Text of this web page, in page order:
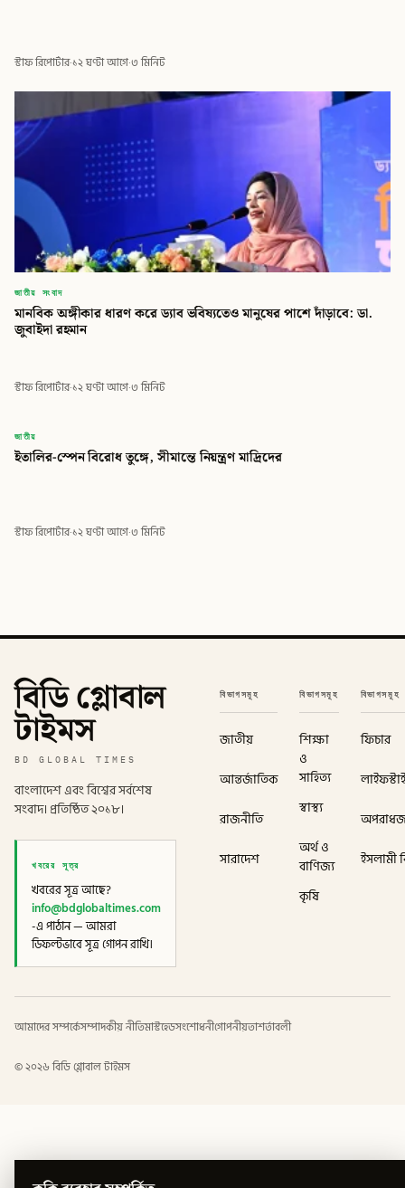
স্টাফ রিপোর্টার·১২ ঘণ্টা আগে·৩ মিনিট
জাতীয় সংবাদ
মানবিক অঙ্গীকার ধারণ করে ড্যাব ভবিষ্যতেও মানুষের পাশে দাঁড়াবে: ডা.
জুবাইদা রহমান
স্টাফ রিপোর্টার·১২ ঘণ্টা আগে·৩ মিনিট
বিডি
বিডি গ্লোবাল টাইমস
জাতীয়
ইতালির-স্পেন বিরোধ তুঙ্গে, সীমান্তে নিয়ন্ত্রণ মাদ্রিদের
স্টাফ রিপোর্টার·১২ ঘণ্টা আগে·৩ মিনিট
বিডি গ্লোবাল
টাইমস
BD GLOBAL TIMES
বাংলাদেশ এবং বিশ্বের সর্বশেষ
সংবাদ। প্রতিষ্ঠিত ২০১৮।
খবরের সূত্র
খবরের সূত্র আছে?
info@bdglobaltimes.com
-এ পাঠান — আমরা
ডিফল্টভাবে সূত্র গোপন রাখি।
বিভাগসমূহ
জাতীয়
আন্তর্জাতিক
রাজনীতি
সারাদেশ
বিভাগসমূহ
শিক্ষা
ও
সাহিত্য
স্বাস্থ্য
অর্থ ও
বাণিজ্য
কৃষি
বিভাগসমূহ
ফিচার
ইসলামী
আমাদের সম্পর্কেসম্পাদকীয় নীতিমাস্টহেডসংশোধনীগোপনীয়তাশর্তাবলী
©২০২৬ বিডি গ্লোবাল টাইমস